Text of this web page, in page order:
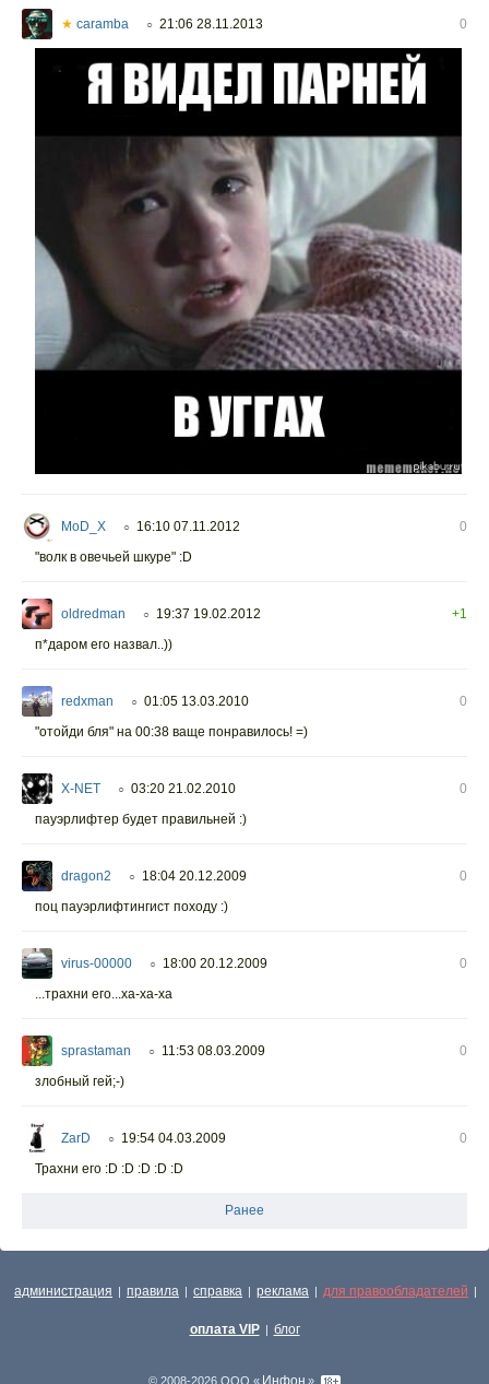
★ caramba ○ 21:06 28.11.2013 0
MoD_X ○ 16:10 07.11.2012
0
"волк в овечьей шкуре" :D
oldredman ○ 19:37 19.02.2012
+1
п*даром его назвал..))
redxman ○ 01:05 13.03.2010
0
"отойди бля" на 00:38 ваще понравилось! =)
X-NET ○ 03:20 21.02.2010
0
пауэрлифтер будет правильней :)
dragon2 ○ 18:04 20.12.2009
0
поц пауэрлифтингист походу :)
virus-00000 ○ 18:00 20.12.2009
0
...трахни его...ха-ха-ха
sprastaman ○ 11:53 08.03.2009
0
злобный гей;-)
ZarD ○ 19:54 04.03.2009
0
Трахни его :D :D :D :D :D
Ранее
администрация | правила | справка | реклама | для правообладателей |
оплата VIP | блог
© 2008-2026 ООО « Инфон »